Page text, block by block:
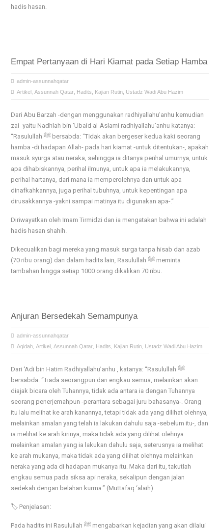
hadis hasan.
Empat Pertanyaan di Hari Kiamat pada Setiap Hamba
admin-assunnahqatar
Artikel ,Assunnah Qatar Hadits Kajian Rutin Ustadz Wadi Abu Hazim
Dari Abu Barzah -dengan menggunakan radhiyallahu’anhu kemudian
zai- yaitu Nadhlah bin ‘Ubaid al-Aslami radhiyallahu’anhu katanya:
“Rasulullah ﷺ bersabda: “Tidak akan bergeser kedua kaki seorang
hamba -di hadapan Allah- pada hari kiamat -untuk ditentukan-, apakah
masuk syurga atau neraka, sehingga ia ditanya perihal umurnya, untuk
apa dihabiskannya, perihal ilmunya, untuk apa ia melakukannya,
perihal hartanya, dari mana ia memperolehnya dan untuk apa
dinafkahkannya, juga perihal tubuhnya, untuk kepentingan apa
dirusakkannya -yakni sampai matinya itu digunakan apa-.”
Diriwayatkan oleh Imam Tirmidzi dan ia mengatakan bahwa ini adalah
hadis hasan shahih.
Dikecualikan bagi mereka yang masuk surga tanpa hisab dan azab
(70 ribu orang) dan dalam hadits lain, Rasulullah ﷺ meminta
tambahan hingga setiap 1000 orang dikalikan 70 ribu.
Anjuran Bersedekah Semampunya
admin-assunnahqatar
Aqidah ,Artikel ,Assunnah Qatar Hadits Kajian Rutin Ustadz Wadi Abu Hazim
Dari ‘Adi bin Hatim Radhiyallahu’anhu , katanya: “Rasulullah ﷺ
bersabda: “Tiada seorangpun dari engkau semua, melainkan akan
diajak bicara oleh Tuhannya, tidak ada antara ia dengan Tuhannya
seorang penerjemahpun -perantara sebagai juru bahasanya-. Orang
itu lalu melihat ke arah kanannya, tetapi tidak ada yang dilihat olehnya,
melainkan amalan yang telah ia lakukan dahulu saja -sebelum itu-, dan
ia melihat ke arah kirinya, maka tidak ada yang dilihat olehnya
melainkan amalan yang ia lakukan dahulu saja, seterusnya ia melihat
ke arah mukanya, maka tidak ada yang dilihat olehnya melainkan
neraka yang ada di hadapan mukanya itu. Maka dari itu, takutlah
engkau semua pada siksa api neraka, sekalipun dengan jalan
sedekah dengan belahan kurma.” (Muttafaq ‘alaih)
🏷️ Penjelasan:
Pada hadits ini Rasulullah ﷺ mengabarkan kejadian yang akan dilalui